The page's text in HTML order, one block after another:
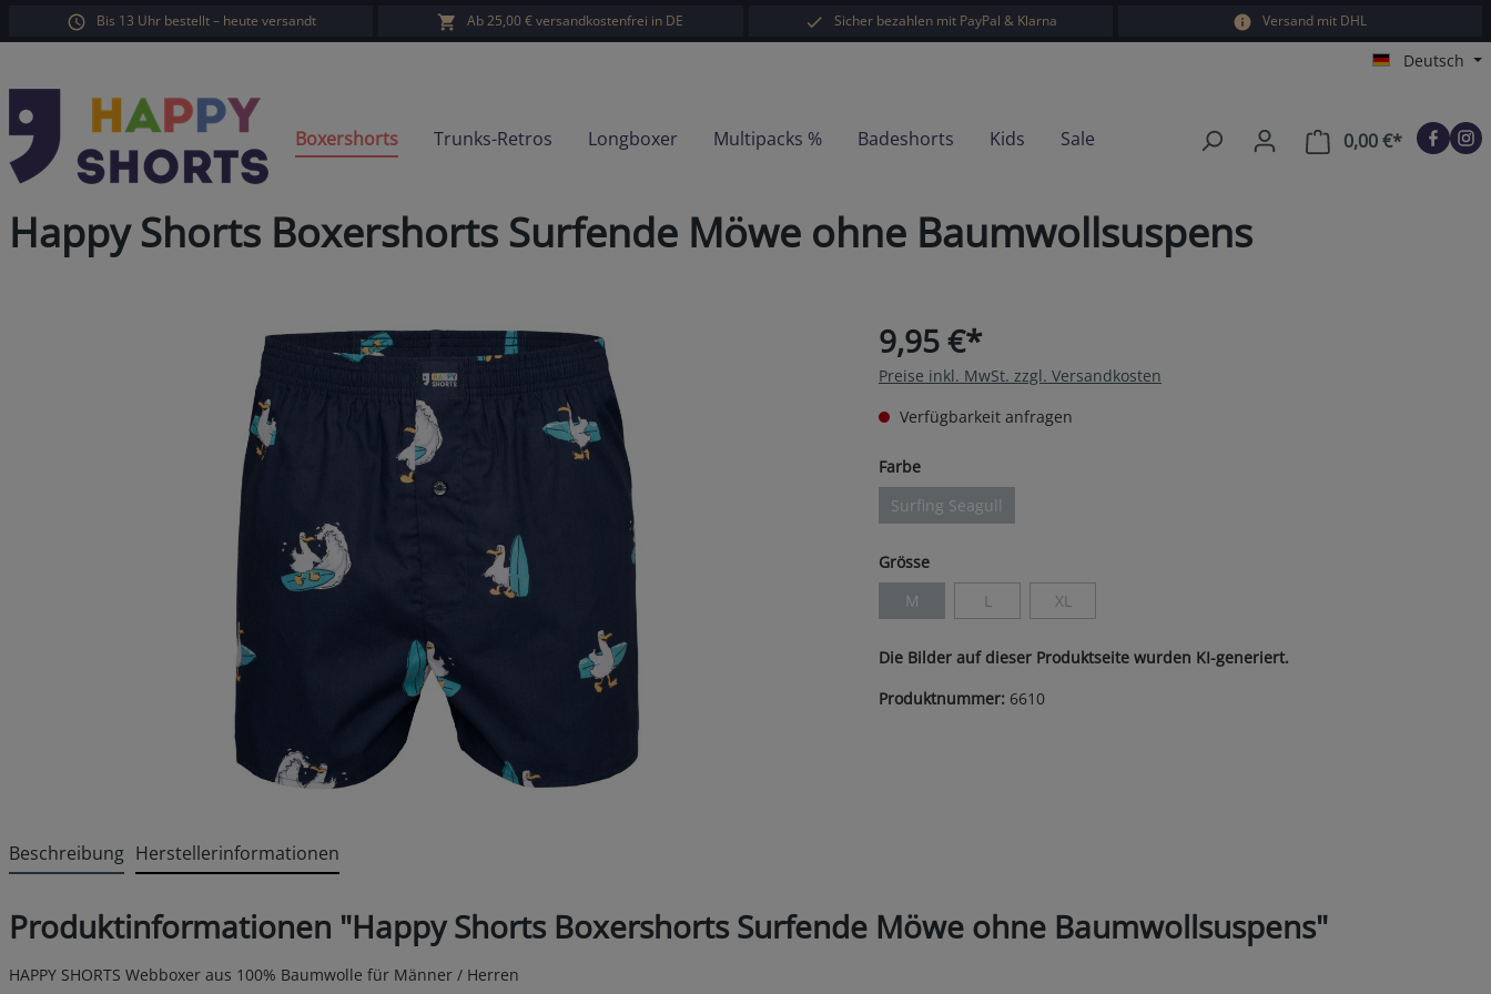
Zur Hauptnavigation springen
Bis 13 Uhr bestellt – heute versandt Ab 25,00 € versandkostenfrei in DE Sicher bezahlen mit PayPal & Klarna Versand mit DHL
Deutsch
Boxershorts Trunks-Retros Longboxer Multipacks % Badeshorts Kids Sale 0,00 €*Warenkorb
Happy Shorts Boxershorts Surfende Möwe ohne Baumwollsuspens
9,95 €*
Preise inkl. MwSt. zzgl. Versandkosten
Verfügbarkeit anfragen
Farbeauswählen
Surfing Seagull(Diese Option ist zurzeit nicht verfügbar.)
Grösseauswählen
M(Diese Option ist zurzeit nicht verfügbar.)
L
(Diese Option ist zurzeit nicht verfügbar.)
XL(Diese Option ist zurzeit nicht verfügbar.)
Die Bilder auf dieser Produktseite wurden KI-generiert.
Produktnummer: 6610
Beschreibung Herstellerinformationen
Produktinformationen "Happy Shorts Boxershorts Surfende Möwe ohne Baumwollsuspens"
HAPPY SHORTS Webboxer aus 100% Baumwolle für Männer / Herren